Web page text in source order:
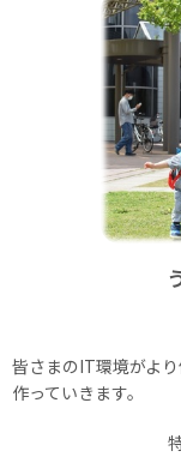
皆さまのIT環境がよ
作っていきます。